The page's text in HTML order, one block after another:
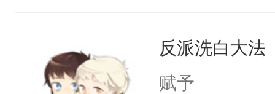
小白莲：“嘤
胡说，我没碰
人，最终坐上
用见人，因为
言神龙见首不
反派洗白大法
赋予